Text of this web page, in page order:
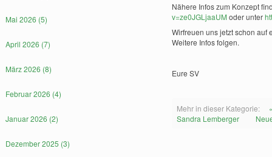
Nähere Infos zum Konzept
v=ze0JGLjaaUModer unter
Wirfreuen uns jetzt schon auf
Weitere Infos folgen.
Eure SV
Mehr in dieser Kategorie:
Sandra Lemberger
Mai 2026 (5)
April 2026 (7)
März 2026 (8)
Februar 2026 (4)
Januar 2026 (2)
Dezember 2025 (3)